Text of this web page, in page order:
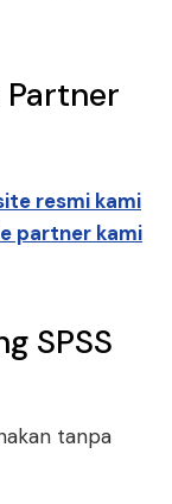
Partner
resmi kami
partner kami
SPSS
tanpa